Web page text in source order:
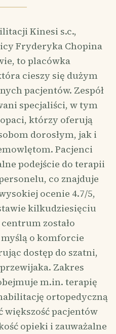
Kinesi s.c.,
Fryderyka Chopina
to placówka
cieszy się dużym
pacjentów. Zespół
specjaliści, w tym
którzy oferują
dorosłym, jak i
Pacjenci
podejście do terapii
co znajduje
ocenie 4.7/5,
kilkudziesięciu
zostało
o komforcie
dostęp do szatni,
Zakres
m.in. terapię
ortopedyczną
większość pacjentów
opieki i zauważalne